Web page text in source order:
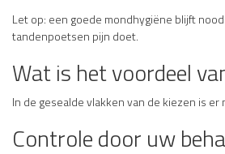
Let op: een goede mondhygiëne blijft
tandenpoetsen pijn doet.
Wat is het voordeel
In de gesealde vlakken van de kiezen is er
Controle door uw